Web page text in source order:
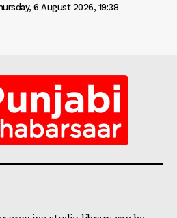
6 August 2026, 19:38